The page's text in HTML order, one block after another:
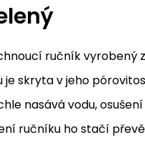
ručník
je skryta v jeho
nasává vodu,
ručníku ho stačí